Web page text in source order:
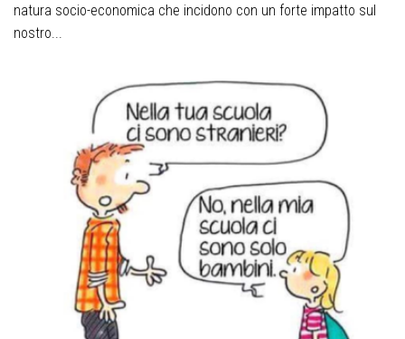
natura socio-economica che incidono con un forte impatto sul
nostro...